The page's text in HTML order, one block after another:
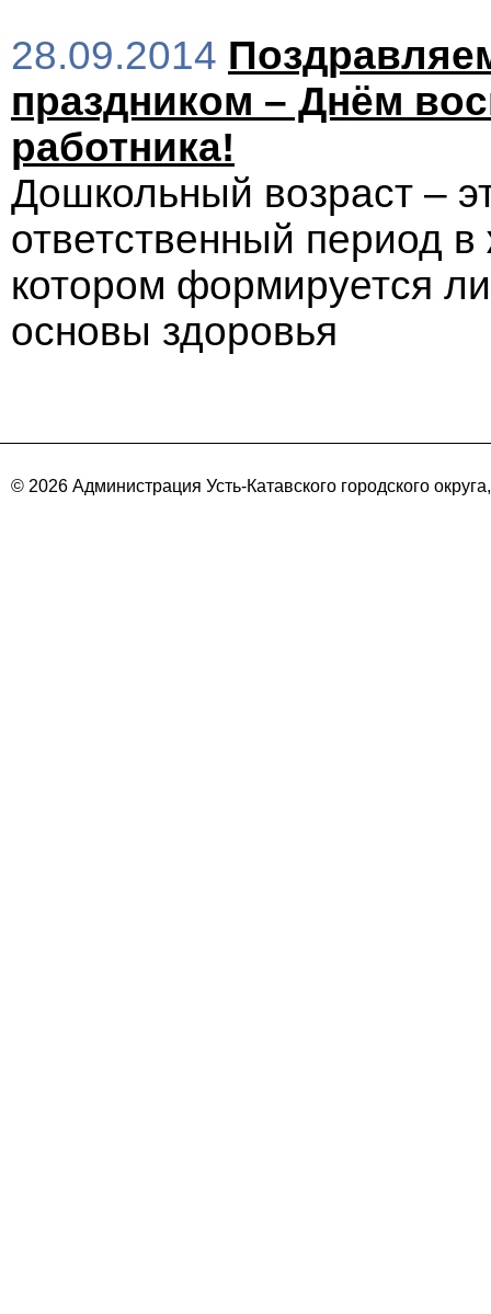
28.09.2014
праздником – Днём
работника!
Дошкольный возраст –
ответственный период
котором формируется
основы здоровья
© 2026 Администрация Усть-Катавского городского